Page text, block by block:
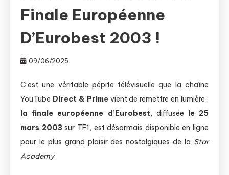
Finale Européenne
D’Eurobest 2003 !
09/06/2025
C’est une véritable pépite télévisuelle que la chaîne
YouTube Direct & Primevient de remettre en lumière :
la finale européenne d’Eurobest, diffusée le 25
mars 2003 sur TF1, est désormais disponible en ligne
pour le plus grand plaisir des nostalgiques de la Star
Academy.